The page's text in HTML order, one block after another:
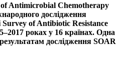
Antimicrobial Chemotherapy
дослідження
Survey of Antibiotic Resistance
роках у 16 країнах. Одна
результатам дослідження SOAR